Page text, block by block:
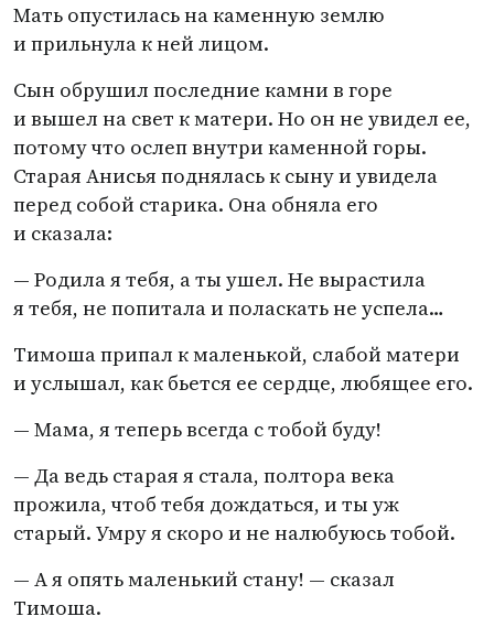
Мать опустилась на каменную землю
и прильнула к ней лицом.
Сын обрушил последние камни в горе
и вышел на свет к матери. Но он не увидел ее,
потому что ослеп внутри каменной горы.
Старая Анисья поднялась к сыну и увидела
перед собой старика. Она обняла его
и сказала:
— Родила я тебя, а ты ушел. Не вырастила
я тебя, не попитала и поласкать не успела…
Тимоша припал к маленькой, слабой матери
и услышал, как бьется ее сердце, любящее его.
— Мама, я теперь всегда с тобой буду!
— Да ведь старая я стала, полтора века
прожила, чтоб тебя дождаться, и ты уж
старый. Умру я скоро и не налюбуюсь тобой.
— А я опять маленький стану! — сказал
Тимоша.